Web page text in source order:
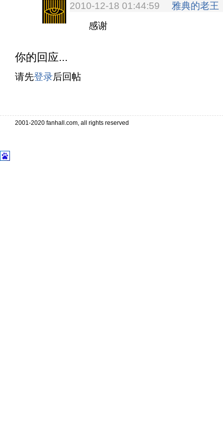
2010-12-18 01:44:59 雅典的老王
感谢
你的回应...
请先登录后回帖
2001-2020 fanhall.com, all rights reserved